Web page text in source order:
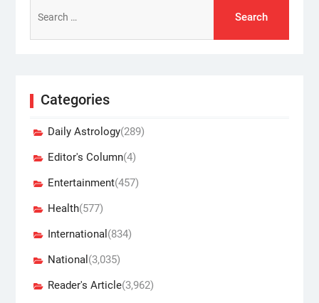
for:
Categories
Daily Astrology(289)
Editor's Column(4)
Entertainment(457)
Health(577)
International (834)
National (3,035)
Reader's Article(3,962)